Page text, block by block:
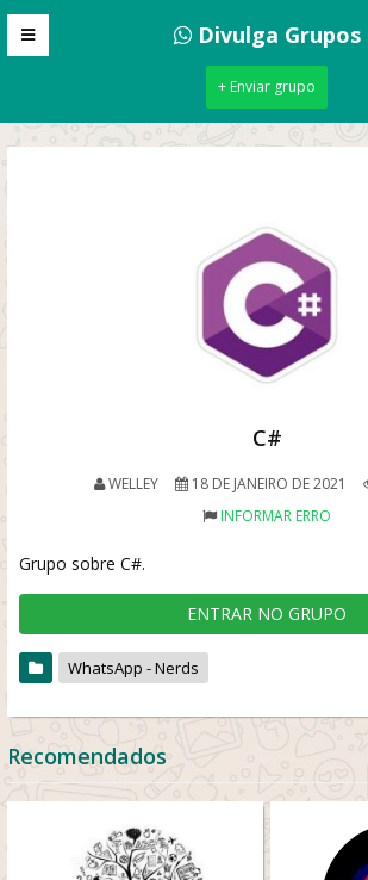
Divulga Grupos
+ Enviar grupo
C#
WELLEY 18 DE JANEIRO DE 2021
INFORMAR ERRO
Grupo sobre C#.
ENTRAR NO GRUPO
WhatsApp - Nerds
Recomendados